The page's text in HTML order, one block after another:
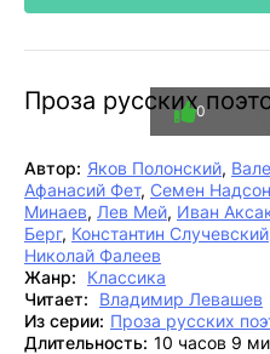
Проза русских0
Автор: Яков Полонский,
Афанасий Фет, Семен Надсон
Минаев, Лев Мей, Иван
Берг, Константин Случевский
Николай Фалеев
Жанр:
Классика
Читает:
Владимир Левашев
Из серии: Проза русских
Длительность: 10 часов 9